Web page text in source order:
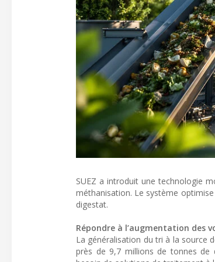
SUEZ a introduit une technologie
méthanisation. Le système
digestat.
Répondre à l’augmentation des
La généralisation du tri à la source
près de 9,7 millions de tonnes de